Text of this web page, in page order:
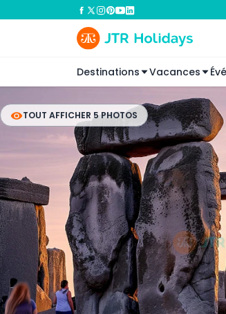
Destinations Vacances
TOUT AFFICHER 5 PHOTOS